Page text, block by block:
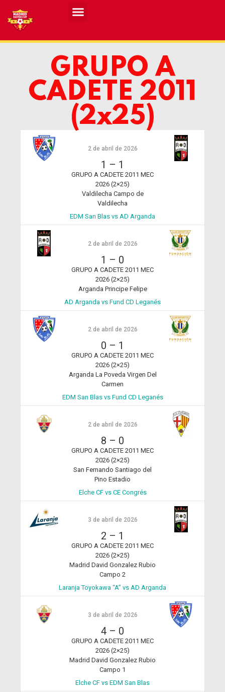
GRUPO A
CADETE 2011
(2x25)
2 de abril de 2026
1 – 1
GRUPO A CADETE 2011 MEC
2026 (2×25)
Valdilecha Campo de
Valdilecha
EDM San Blas vs AD Arganda
2 de abril de 2026
1 – 0
GRUPO A CADETE 2011 MEC
2026 (2×25)
Arganda Principe Felipe
AD Arganda vs Fund CD Leganés
2 de abril de 2026
0 – 1
GRUPO A CADETE 2011 MEC
2026 (2×25)
Arganda La Poveda Virgen Del
Carmen
EDM San Blas vs Fund CD Leganés
2 de abril de 2026
8 – 0
GRUPO A CADETE 2011 MEC
2026 (2×25)
San Fernando Santiago del
Pino Estadio
Elche CF vs CE Congrés
3 de abril de 2026
2 – 1
GRUPO A CADETE 2011 MEC
2026 (2×25)
Madrid David Gonzalez Rubio
Campo 2
Laranja Toyokawa “A” vs AD Arganda
3 de abril de 2026
4 – 0
GRUPO A CADETE 2011 MEC
2026 (2×25)
Madrid David Gonzalez Rubio
Campo 1
Elche CF vs EDM San Blas